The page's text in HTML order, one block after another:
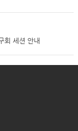
회 세션 안내